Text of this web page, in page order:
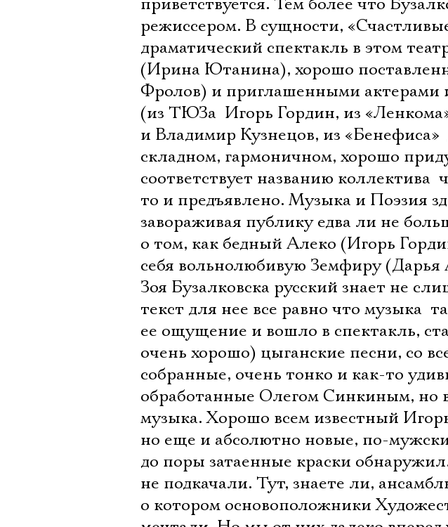
приветствуется. Тем более что
режиссером. В сущности,
драматический спектакль в этом
(Ирина Ютанина), хорошо
Фролов) и приглашенными актерами
(из ТЮЗа  Игорь Гордин, из
и Владимир Кузнецов, из «Бенефиса»
складном, гармоничном, хорошо
соответствует названию коллектива
то и предъявлено. Музыка и Поэзия
завораживая публику едва ли не
о том, как бедный Алеко (Игорь
себя вольнолюбивую Земфиру (Дарья
Зоя Бузалковска русский знает не
текст для нее все равно что музыка 
ее ощущение и вошло в спектакль,
очень хорошо) цыганские песни, со
собранные, очень тонко и как-то
обработанные Олегом Синкиным, но
музыка. Хорошо всем известный
но еще и абсолютно новые, по-
до поры затаенные краски
не подкачали. Тут, знаете ли,
о котором основоположники